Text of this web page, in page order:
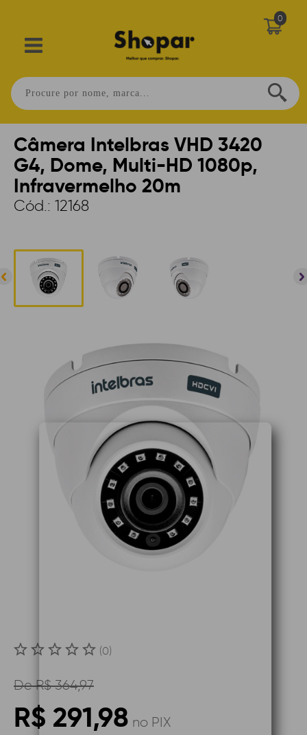
0
Câmera Intelbras VHD 3420
G4, Dome, Multi-HD 1080p,
Infravermelho 20m
Cód.: 12168
(0)
DeR$ 364,97
R$ 291,98 no PIX